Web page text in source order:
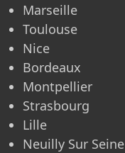
Marseille
Toulouse
Nice
Bordeaux
Montpellier
Strasbourg
Lille
Neuilly Sur Seine